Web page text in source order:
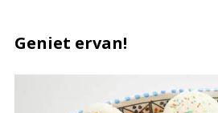
Geniet ervan!